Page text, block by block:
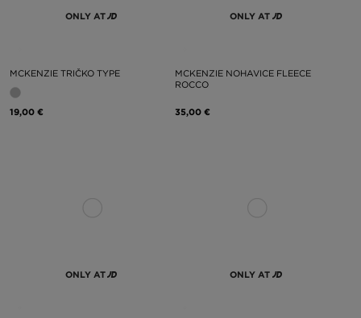
ONLY AT
MCKENZIE TRIČKO TYPE
19,00 €
ONLY AT
MCKENZIE NOHAVICE FLEECE
ROCCO
35,00 €
ONLY AT ONLY AT